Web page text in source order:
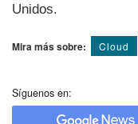
Unidos.
Mira más sobre: Cloud
Síguenos en: